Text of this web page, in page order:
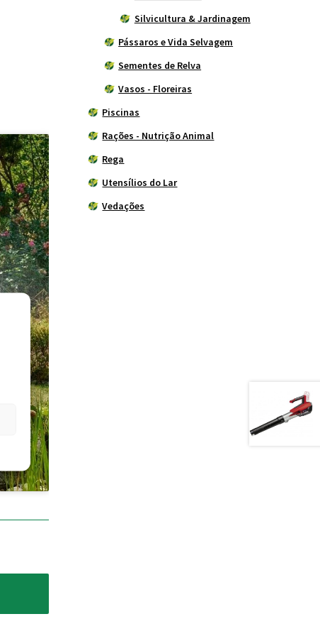
Silvicultura & Jardinagem
Pássaros e Vida Selvagem
Sementes de Relva
Vasos - Floreiras
Piscinas
Rações - Nutrição Animal
Rega
Utensílios do Lar
Vedações